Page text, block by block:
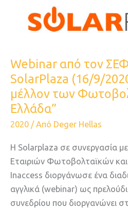
Webinar από τον ΣΕΦ
SolarPlaza (16/9/
μέλλον των
Ελλάδα”
2020 / Από Deger Hellas
Η Solarplaza σε συνεργασία
Εταιριών Φωτοβολταϊκών
Ιnaccess διοργάνωσε ένα
αγγλικά (webinar) ως
συνεδρίου που διοργανώνει
SolarPlaza
:
“Λαμπρό
μέλλον
των
Φωτοβολταϊκών
στην
Ελλάδα”